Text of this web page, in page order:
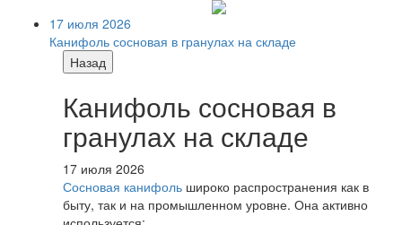
17 июля 2026
Канифоль сосновая в гранулах на складе
Назад
Канифоль сосновая в
гранулах на складе
17 июля 2026
Сосновая канифоль широко распространения как в
быту, так и на промышленном уровне. Она активно